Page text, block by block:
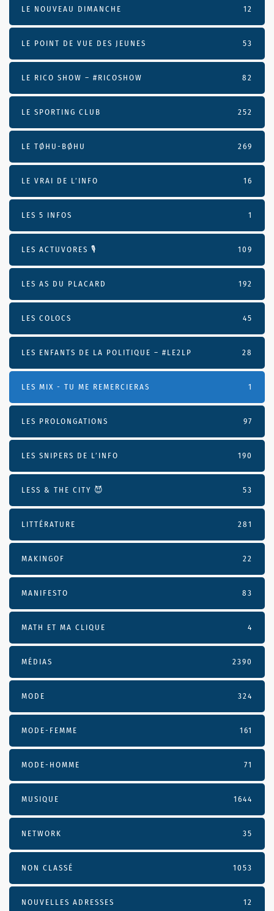
LE NOUVEAU DIMANCHE 12
LE POINT DE VUE DES JEUNES 53
LE RICO SHOW – #RICOSHOW 82
LE SPORTING CLUB 252
LE TØHU-BØHU 269
LE VRAI DE L’INFO 16
LES 5 INFOS 1
LES ACTUVORES 🎙 109
LES AS DU PLACARD 192
LES COLOCS 45
LES ENFANTS DE LA POLITIQUE – #LE2LP 28
LES MIX - TU ME REMERCIERAS 1
LES PROLONGATIONS 97
LES SNIPERS DE L’INFO 190
LESS & THE CITY 😈 53
LITTÉRATURE 281
MAKINGOF 22
MANIFESTO 83
MATH ET MA CLIQUE 4
MÉDIAS 2390
MODE 324
MODE-FEMME 161
MODE-HOMME 71
MUSIQUE 1644
NETWORK 35
NON CLASSÉ 1053
NOUVELLES ADRESSES 12